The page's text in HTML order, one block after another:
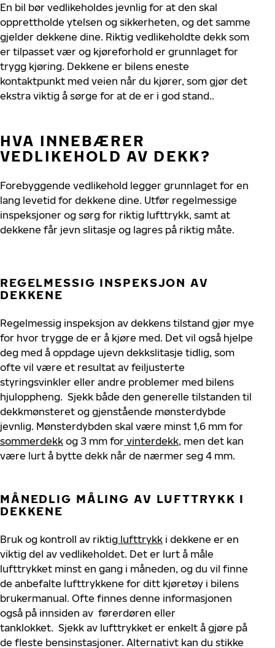
En bil bør vedlikeholdes jevnlig for at den skal
opprettholde ytelsen og sikkerheten, og det samme
gjelder dekkene dine. Riktig vedlikeholdte dekk som
er tilpasset vær og kjøreforhold er grunnlaget for
trygg kjøring. Dekkene er bilens eneste
kontaktpunkt med veien når du kjører, som gjør det
ekstra viktig å sørge for at de er i god stand..
HVA INNEBÆRER
VEDLIKEHOLD AV DEKK?
Forebyggende vedlikehold legger grunnlaget for en
lang levetid for dekkene dine. Utfør regelmessige
inspeksjoner og sørg for riktig lufttrykk, samt at
dekkene får jevn slitasje og lagres på riktig måte.
REGELMESSIG INSPEKSJON AV
DEKKENE
Regelmessig inspeksjon av dekkens tilstand gjør mye
for hvor trygge de er å kjøre med. Det vil også hjelpe
deg med å oppdage ujevn dekkslitasje tidlig, som
ofte vil være et resultat av feiljusterte
styringsvinkler eller andre problemer med bilens
hjuloppheng. Sjekk både den generelle tilstanden til
dekkmønsteret og gjenstående mønsterdybde
jevnlig. Mønsterdybden skal være minst 1,6 mm for
sommerdekk og 3 mm for vinterdekk, men det kan
være lurt å bytte dekk når de nærmer seg 4 mm.
MÅNEDLIG MÅLING AV LUFTTRYKK I
DEKKENE
Bruk og kontroll av riktig lufttrykk i dekkene er en
viktig del av vedlikeholdet. Det er lurt å måle
lufttrykket minst en gang i måneden, og du vil finne
de anbefalte lufttrykkene for ditt kjøretøy i bilens
brukermanual. Ofte finnes denne informasjonen
også på innsiden av førerdøren eller
tanklokket. Sjekk av lufttrykket er enkelt å gjøre på
de fleste bensinstasjoner. Alternativt kan du stikke